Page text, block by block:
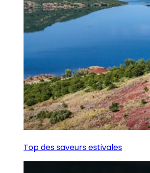
Top des saveurs estivales